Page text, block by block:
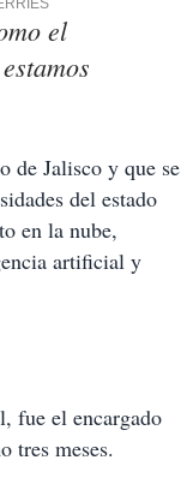
el
de Jalisco y que se
del estado
en la nube,
artificial y
fue el encargado
tres meses.